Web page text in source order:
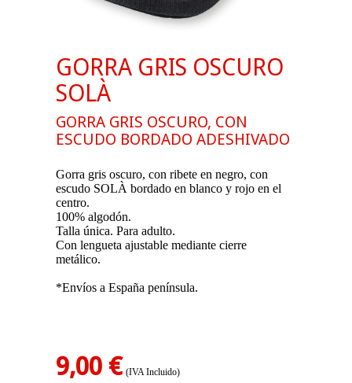
GORRA GRIS OSCURO
SOLÀ
GORRA GRIS OSCURO, CON
ESCUDO BORDADO ADESHIVADO
Gorra gris oscuro, con ribete en negro, con
escudo SOLÀ bordado en blanco y rojo en el
centro.
100% algodón.
Talla única. Para adulto.
Con lengueta ajustable mediante cierre
metálico.
*Envíos a España península.
9,00 € (IVA Incluido)